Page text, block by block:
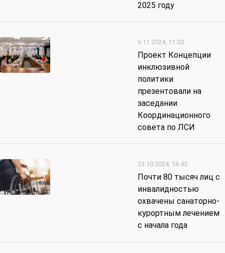
2025 году
6.11.2024, 11:20
Проект Концепции
инклюзивной
политики
презентовали на
заседании
Координационного
совета по ЛСИ
23.10.2024, 16:45
Почти 80 тысяч лиц с
инвалидностью
охвачены санаторно-
курортным лечением
с начала года